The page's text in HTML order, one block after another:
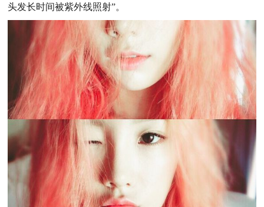
头发长时间被紫外线照射”。